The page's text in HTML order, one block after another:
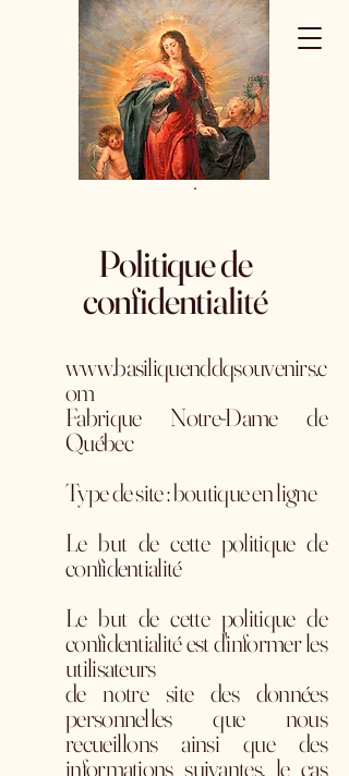
Politique de
confidentialité
www.basiliquenddqsouvenirs.c
om
Fabrique Notre-Dame de
Québec
Type de site : boutique en ligne
Le but de cette politique de
confidentialité
Le but de cette politique de
confidentialité est d'informer les
utilisateurs
de notre site des données
personnelles que nous
recueillons ainsi que des
informations suivantes, le cas